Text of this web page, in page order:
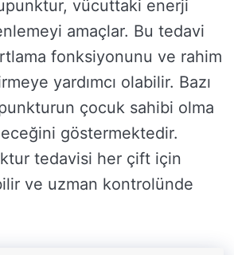
vücuttaki enerji
amaçlar. Bu tedavi
fonksiyonunu ve rahim
yardımcı olabilir. Bazı
çocuk sahibi olma
göstermektedir.
tedavisi her çift için
ve uzman kontrolünde